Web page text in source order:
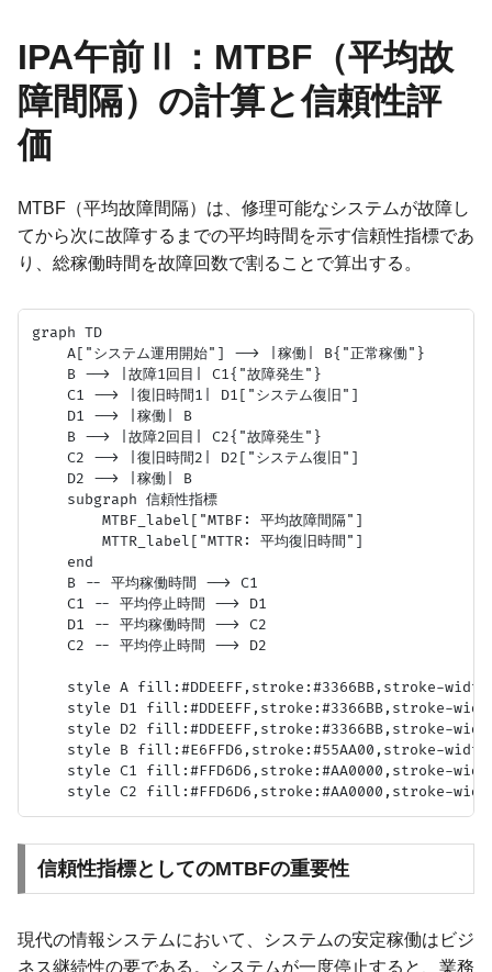
IPA午前Ⅱ：MTBF（平均故
障間隔）の計算と信頼性評
価
MTBF（平均故障間隔）は、修理可能なシステムが故障し
てから次に故障するまでの平均時間を示す信頼性指標であ
り、総稼働時間を故障回数で割ることで算出する。
graph TD
    A["システム運用開始"] --> |稼働| B{"正常稼働"}
    B --> |故障1回目| C1{"故障発生"}
    C1 --> |復旧時間1| D1["システム復旧"]
    D1 --> |稼働| B
    B --> |故障2回目| C2{"故障発生"}
    C2 --> |復旧時間2| D2["システム復旧"]
    D2 --> |稼働| B
    subgraph 信頼性指標
        MTBF_label["MTBF: 平均故障間隔"]
        MTTR_label["MTTR: 平均復旧時間"]
    end
    B -- 平均稼働時間 --> C1
    C1 -- 平均停止時間 --> D1
    D1 -- 平均稼働時間 --> C2
    C2 -- 平均停止時間 --> D2
style A fill:#DDEEFF,stroke:#3366BB,stroke-
style D1 fill:#DDEEFF,stroke:#3366BB,stroke-
style D2 fill:#DDEEFF,stroke:#3366BB,stroke-
style B fill:#E6FFD6,stroke:#55AA00,stroke-
style C1 fill:#FFD6D6,stroke:#AA0000,stroke-
信頼性指標としてのMTBFの重要性
現代の情報システムにおいて、システムの安定稼働はビジ
ネス継続性の要である。システムが一度停止すると、業務